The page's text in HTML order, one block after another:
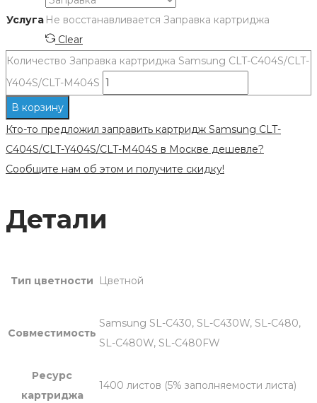
Услуга Не восстанавливается Заправка картриджа
Clear
Количество Заправка картриджа Samsung CLT-C404S/CLT-
Y404S/CLT-M404S
В корзину
Кто-то предложил заправить картридж Samsung CLT-
C404S/CLT-Y404S/CLT-M404S в Москве дешевле?
Сообщите нам об этом и получите скидку!
Детали
Тип цветности Цветной
Совместимость
Samsung SL-C430, SL-C430W, SL-C480,
SL-C480W, SL-C480FW
Ресурс
картриджа
1400 листов (5% заполняемости листа)